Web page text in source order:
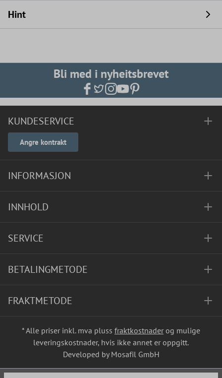
Hint
Bli med i nyheitsbrevet
KUNDESERVICE
Angre kontrakt
INFORMASJON
INNHOLD
SERVICE
BETALINGMETODE
FRAKTMETODE
* Alle priser inkl. mva pluss fraktkostnader og mulige
leveringskostnader, hvis ikke annet er oppgitt.
Developed by Mosafil GmbH